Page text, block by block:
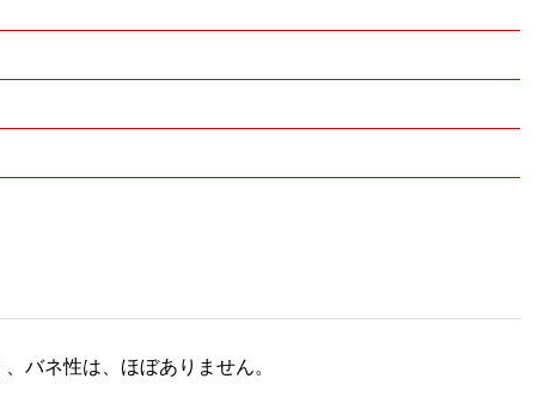
バネ性は、ほぼありません。